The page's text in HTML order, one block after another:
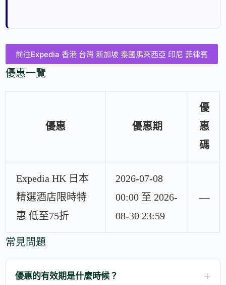
前往Expedia 香港 台灣 新加坡 泰國馬來西亞 印尼 菲律賓
優惠一覽
優惠 優惠期
優
惠
碼
Expedia HK 日本
精選酒店限時特
惠 低至75折
2026-07-08
00:00 至 2026-
08-30 23:59
—
常見問題
優惠的有效期是什麼時候？